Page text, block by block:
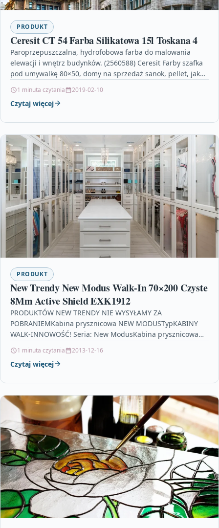
PRODUKT
Ceresit CT 54 Farba Silikatowa 15l Toskana 4
Paroprzepuszczalna, hydrofobowa farba do malowania
elewacji i wnętrz budynków. (2560588) Ceresit Farby szafka
pod umywalkę 80×50, domy na sprzedaż sanok, pellet, jak
1 minuta czytania 2019-02-10
Czytaj więcej
PRODUKT
New Trendy New Modus Walk-In 70×200 Czyste
8Mm Active Shield EXK1912
PRODUKTÓW NEW TRENDY NIE WYSYŁAMY ZA
POBRANIEMKabina prysznicowa NEW MODUSTypKABINY
WALK-INNOWOŚĆ! Seria: New ModusKabina prysznicowa
posiadający…
1 minuta czytania 2013-12-16
Czytaj więcej